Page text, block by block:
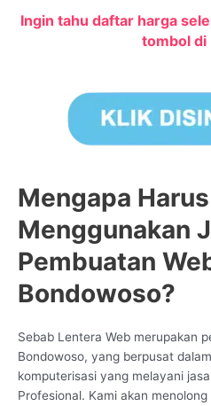
Ingin tahu daftar harga
tombol di
Mengapa Harus
Menggunakan
Pembuatan
Bondowoso?
Sebab Lentera Web merupakan
Bondowoso, yang berpusat
komputerisasi yang melayani
Profesional. Kami akan